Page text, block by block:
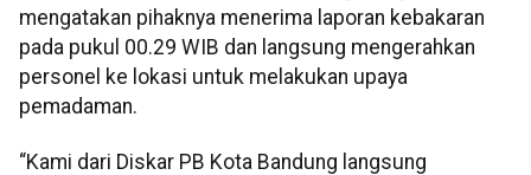
mengatakan pihaknya menerima laporan kebakaran
pada pukul 00.29 WIB dan langsung mengerahkan
personel ke lokasi untuk melakukan upaya
pemadaman.
“Kami dari Diskar PB Kota Bandung langsung